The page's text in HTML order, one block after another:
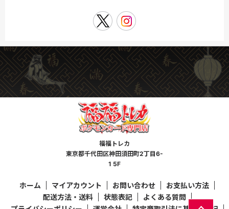
福福トレカ
東京都千代田区神田須田町2丁目6-
1 5F
ホーム マイアカウント お問い合わせ
お支払い方法
配送方法・送料
状態表記
よくある質問